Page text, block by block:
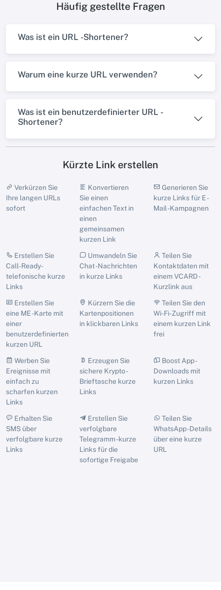
Häufig gestellte Fragen
Was ist ein URL -Shortener?
Warum eine kurze URL verwenden?
Was ist ein benutzerdefinierter URL -
Shortener?
Kürzte Link erstellen
Verkürzen Sie
Ihre langen URLs
sofort
Konvertieren
Sie einen
einfachen Text in
einen
gemeinsamen
kurzen Link
Generieren Sie
kurze Links für E -
Mail -Kampagnen
Erstellen Sie
Call-Ready-
telefonische kurze
Links
Umwandeln Sie
Chat -Nachrichten
in kurze Links
Teilen Sie
Kontaktdaten mit
einem VCARD -
Kurzlink aus
Erstellen Sie
eine ME -Karte mit
einer
benutzerdefinierten
kurzen URL
Kürzern Sie die
Kartenpositionen
in klickbaren Links
Teilen Sie den
Wi-Fi-Zugriff mit
einem kurzen Link
frei
Werben Sie
Ereignisse mit
einfach zu
scharfen kurzen
Links
Erzeugen Sie
sichere Krypto -
Brieftasche kurze
Links
Boost App -
Downloads mit
kurzen Links
Erhalten Sie
SMS über
verfolgbare kurze
Links
Erstellen Sie
verfolgbare
Telegramm -kurze
Links für die
sofortige Freigabe
Teilen Sie
WhatsApp -Details
über eine kurze
URL